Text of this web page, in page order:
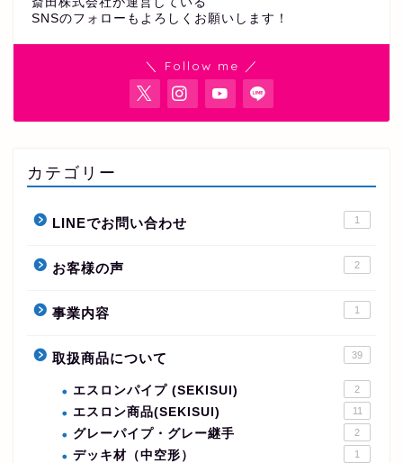
SNSのフォローもよろしくお願いします！
＼ Follow me ／
カテゴリー
LINEでお問い合わせ 1
お客様の声 2
事業内容 1
取扱商品について 39
エスロンパイプ (SEKISUI) 2
エスロン商品(SEKISUI) 11
グレーパイプ・グレー継手 2
デッキ材（中空形） 1